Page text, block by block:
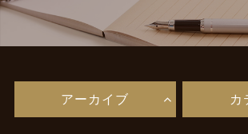
About Us
鍼・メディセルとは
メニュー・料金
アーカイブ カ